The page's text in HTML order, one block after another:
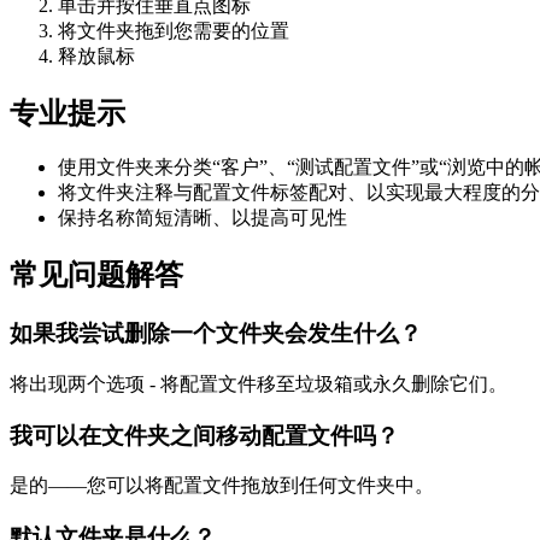
单击并按住垂直点图标
将文件夹拖到您需要的位置
释放鼠标
专业提示
使用文件夹来分类“客户”、“测试配置文件”或“浏览中的
将文件夹注释与配置文件标签配对、以实现最大程度的
保持名称简短清晰、以提高可见性
常见问题解答
如果我尝试删除一个文件夹会发生什么？
将出现两个选项 - 将配置文件移至垃圾箱或永久删除它们。
我可以在文件夹之间移动配置文件吗？
是的——您可以将配置文件拖放到任何文件夹中。